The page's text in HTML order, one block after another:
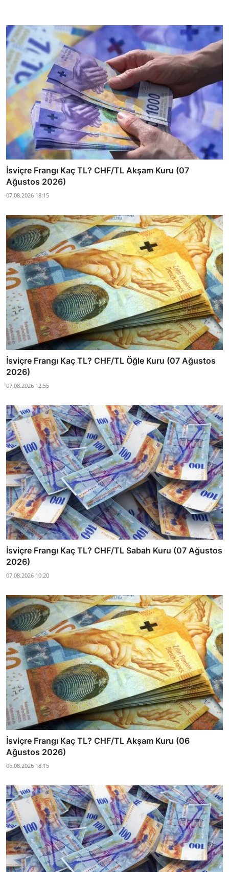
İsviçre Frangı Kaç TL? CHF/TL Akşam Kuru (07
Ağustos 2026)
07.08.2026 18:15
İsviçre Frangı Kaç TL? CHF/TL Öğle Kuru (07 Ağustos
2026)
07.08.2026 12:55
İsviçre Frangı Kaç TL? CHF/TL Sabah Kuru (07 Ağustos
2026)
07.08.2026 10:20
İsviçre Frangı Kaç TL? CHF/TL Akşam Kuru (06
Ağustos 2026)
06.08.2026 18:15